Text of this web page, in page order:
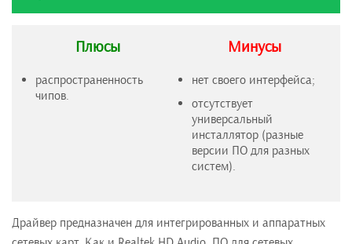
Плюсы
распространенность
чипов.
Минусы
нет своего интерфейса;
отсутствует
универсальный
инсталлятор (разные
версии ПО для разных
систем).
Драйвер предназначен для интегрированных и аппаратных